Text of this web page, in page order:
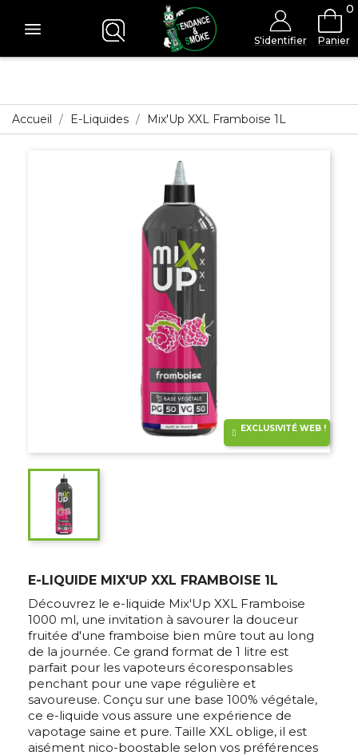
S'identifier
0
Panier
Accueil E-Liquides Mix'Up XXL Framboise 1L
EXCLUSIVITÉ WEB !
E-LIQUIDE MIX'UP XXL FRAMBOISE 1L
Découvrez le e-liquide Mix'Up XXL Framboise
1000 ml, une invitation à savourer la douceur
fruitée d'une framboise bien mûre tout au long
de la journée. Ce grand format de 1 litre est
parfait pour les vapoteurs écoresponsables
penchant pour une vape régulière et
savoureuse. Conçu sur une base 100% végétale,
ce e-liquide vous assure une expérience de
vapotage saine et pure. Taille XXL oblige, il est
aisément nico-boostable selon vos préférences